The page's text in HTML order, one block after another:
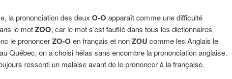
la prononciation des deux O-O apparaît comme une difficulté
le motZOO, car le mot s’est faufilé dans tous les dictionnaires
le prononcerZO-O en français et nonZOU comme les Anglais le
Québec, on a choisi hélas sans encombre la prononciation anglaise.
ressenti un malaise avant de le prononcer à la française.